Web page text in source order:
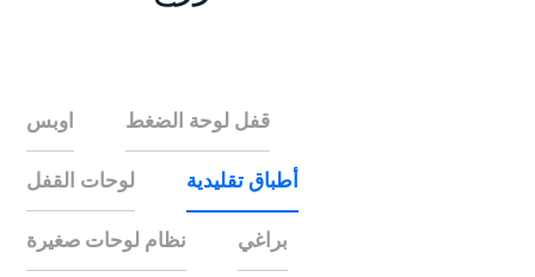
اوبس قفل لوحة الضغط
لوحات القفل أطباق تقليدية
نظام لوحات صغيرة براغي